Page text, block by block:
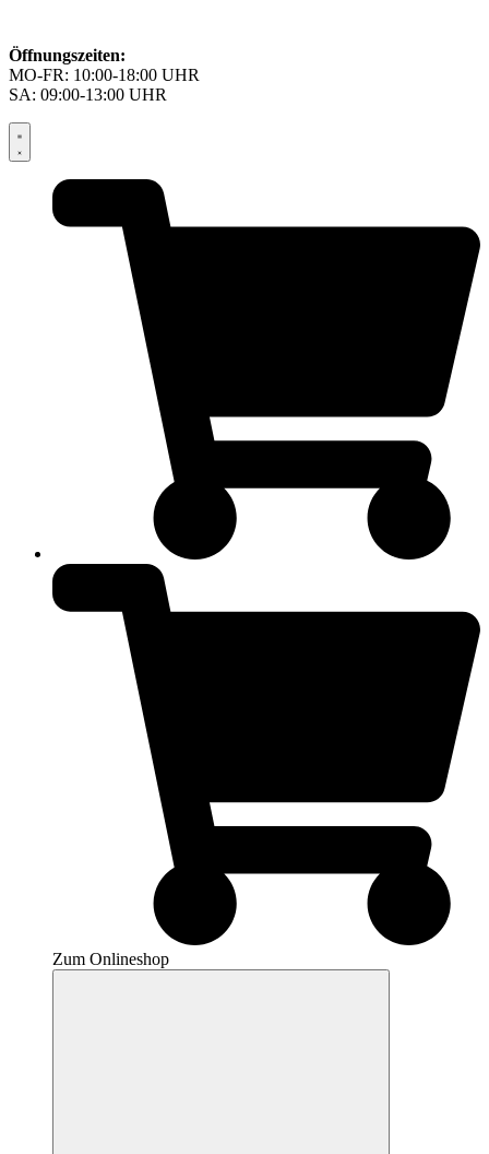
Öffnungszeiten:
MO-FR: 10:00-18:00 UHR
SA: 09:00-13:00 UHR
Zum Onlineshop